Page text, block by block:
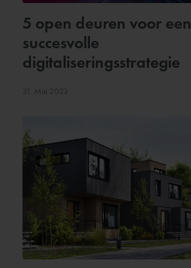
5 open deuren voor een
succesvolle
digitaliseringsstrategie
31. Mai 2023